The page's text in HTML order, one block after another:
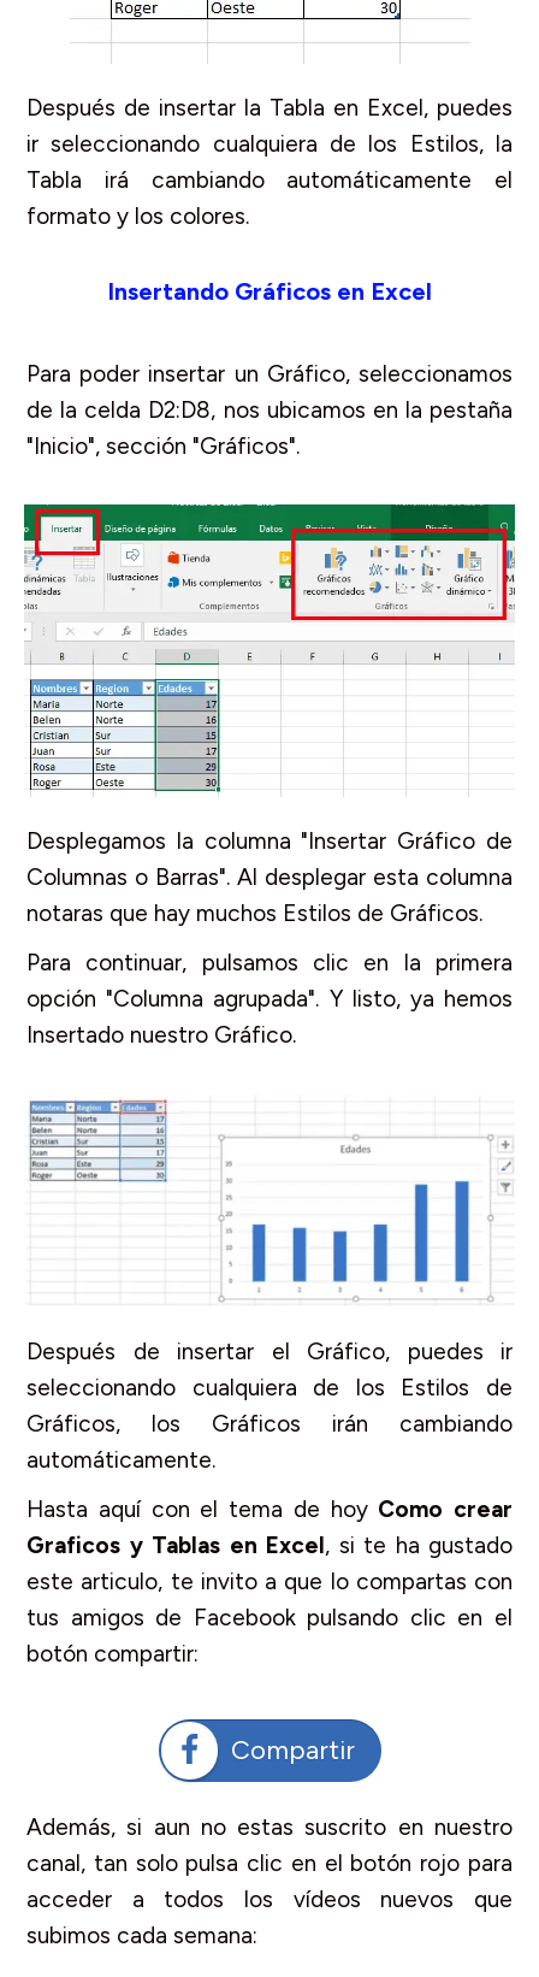
Después de insertar la Tabla en Excel, puedes
ir seleccionando cualquiera de los Estilos, la
Tabla irá cambiando automáticamente el
formato y los colores.
Insertando Gráficos en Excel
Para poder insertar un Gráfico, seleccionamos
de la celda D2:D8, nos ubicamos en la pestaña
"Inicio", sección "Gráficos".
Desplegamos la columna "Insertar Gráfico de
Columnas o Barras". Al desplegar esta columna
notaras que hay muchos Estilos de Gráficos.
Para continuar, pulsamos clic en la primera
opción "Columna agrupada". Y listo, ya hemos
Insertado nuestro Gráfico.
Después de insertar el Gráfico, puedes ir
seleccionando cualquiera de los Estilos de
Gráficos, los Gráficos irán cambiando
automáticamente.
Hasta aquí con el tema de hoy Como crear
Graficos y Tablas en Excel, si te ha gustado
este articulo, te invito a que lo compartas con
tus amigos de Facebook pulsando clic en el
botón compartir:
Compartir
Además, si aun no estas suscrito en nuestro
canal, tan solo pulsa clic en el botón rojo para
acceder a todos los vídeos nuevos que
subimos cada semana: